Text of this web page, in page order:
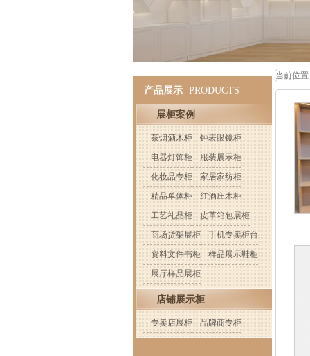
产品展示 PRODUCTS
展柜案例
茶烟酒木柜
钟表眼镜柜
电器灯饰柜
服装展示柜
化妆品专柜
家居家纺柜
精品单体柜
红酒庄木柜
工艺礼品柜
皮革箱包展柜
商场货架展柜
手机专卖柜台
资料文件书柜
样品展示鞋柜
展厅样品展柜
店铺展示柜
专卖店展柜 品牌商专柜
当前位